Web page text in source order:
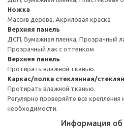
Ножка
Массив дерева, Акриловая краска
Верхняя панель
ДСП, Бумажная пленка, Прозрачный
Прозрачный лак с оттенком
Верхняя панель
Протирать влажной тканью.
Каркас/полка стеклянная/
Протирать влажной тканью.
Регулярно проверяйте все крепления
необходимости.
Информация об